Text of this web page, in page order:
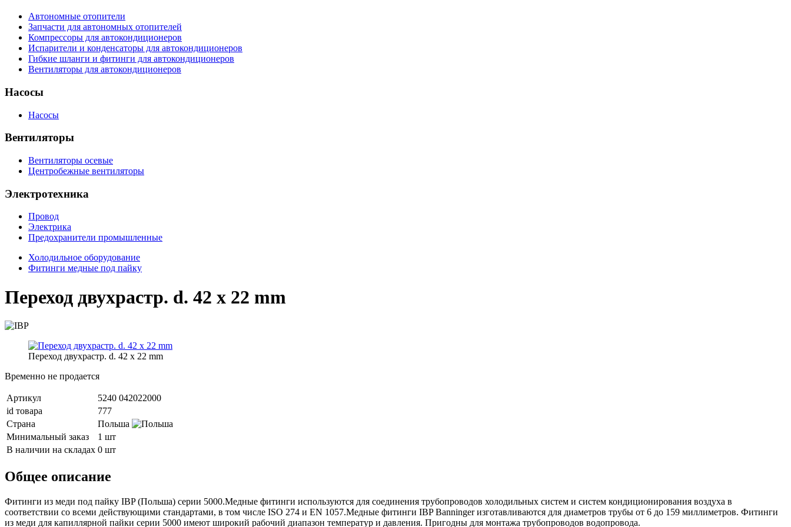
Автономные отопители
Запчасти для автономных отопителей
Компрессоры для автокондиционеров
Испарители и конденсаторы для автокондиционеров
Гибкие шланги и фитинги для автокондиционеров
Вентиляторы для автокондиционеров
Насосы
Насосы
Вентиляторы
Вентиляторы осевые
Центробежные вентиляторы
Электротехника
Провод
Электрика
Предохранители промышленные
Холодильное оборудование
Фитинги медные под пайку
Переход двухрастр. d. 42 x 22 mm
Переход двухрастр. d. 42 x 22 mm
Временно не продается
Артикул
5240 042022000
id товара
777
Страна
Польша
Минимальный заказ
1 шт
В наличии на складах 0 шт
Общее описание
Фитинги из меди под пайку IBP (Польша) серии 5000.Медные фитинги используются для соединения трубопроводов холодильных систем и систем кондиционирования воздуха в
соответствии со всеми действующими стандартами, в том числе ISO 274 и EN 1057.Медные фитинги IBP Banninger изготавливаются для диаметров трубы от 6 до 159 миллиметров. Фитинги
из меди для капиллярной пайки серии 5000 имеют широкий рабочий диапазон температур и давления. Пригодны для монтажа трубопроводов водопровода.